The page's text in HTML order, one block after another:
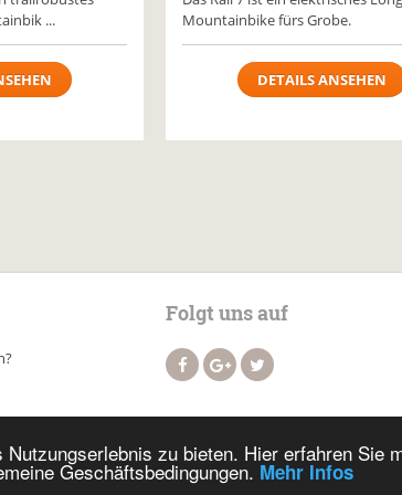
zu bieten. Hier erfahren Sie
Geschäftsbedingungen. Mehr Infos
...
Mountainbike fürs Grobe.
DETAILS ANSEHEN
Folgt uns auf
Impressum AGB Datenschutz Suchen